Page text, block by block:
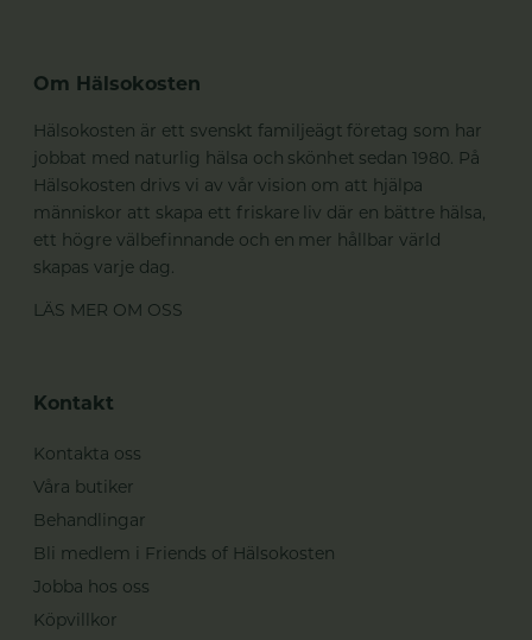
Om Hälsokosten
Hälsokosten är ett svenskt familjeägt företag som har
jobbat med naturlig hälsa och skönhet sedan 1980. På
Hälsokosten drivs vi av vår vision om att hjälpa
människor att skapa ett friskare liv där en bättre hälsa,
ett högre välbefinnande och en mer hållbar värld
skapas varje dag.
LÄS MER OM OSS
Kontakt
Kontakta oss
Våra butiker
Behandlingar
Bli medlem i Friends of Hälsokosten
Jobba hos oss
Köpvillkor